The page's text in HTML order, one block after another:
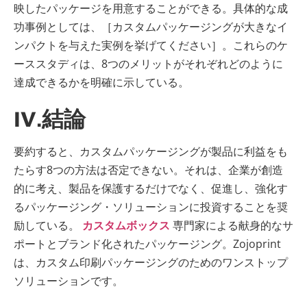
映したパッケージを用意することができる。具体的な成
功事例としては、［カスタムパッケージングが大きなイ
ンパクトを与えた実例を挙げてください］。これらのケ
ーススタディは、8つのメリットがそれぞれどのように
達成できるかを明確に示している。
IV.結論
要約すると、カスタムパッケージングが製品に利益をも
たらす8つの方法は否定できない。それは、企業が創造
的に考え、製品を保護するだけでなく、促進し、強化す
るパッケージング・ソリューションに投資することを奨
励している。 カスタムボックス 専門家による献身的なサ
ポートとブランド化されたパッケージング。Zojoprint
は、カスタム印刷パッケージングのためのワンストップ
ソリューションです。